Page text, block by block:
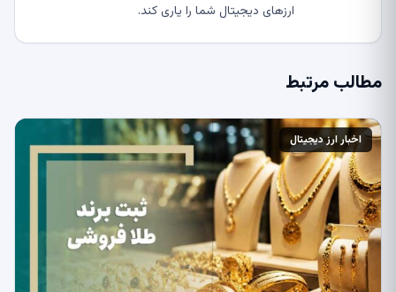
ارزهای دیجیتال شما را یاری کند.
مطالب مرتبط
اخبار ارز دیجیتال